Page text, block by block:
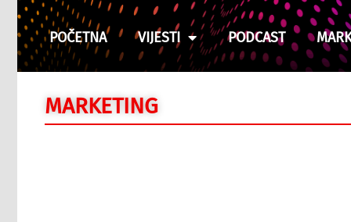
POČETNA VIJESTI PODCAST
MARKETING